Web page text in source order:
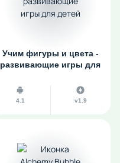
Учим фигуры и цвета -
развивающие игры для
4.1 v1.9